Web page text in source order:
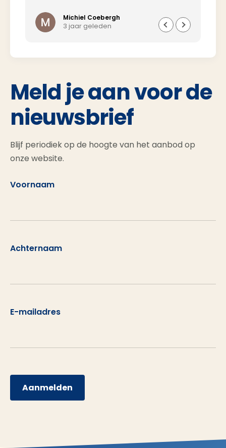
Michiel Coebergh
3 jaar geleden
Meld je aan voor de
nieuwsbrief
Blijf periodiek op de hoogte van het aanbod op
onze website.
Voornaam
Achternaam
E-mailadres
Aanmelden